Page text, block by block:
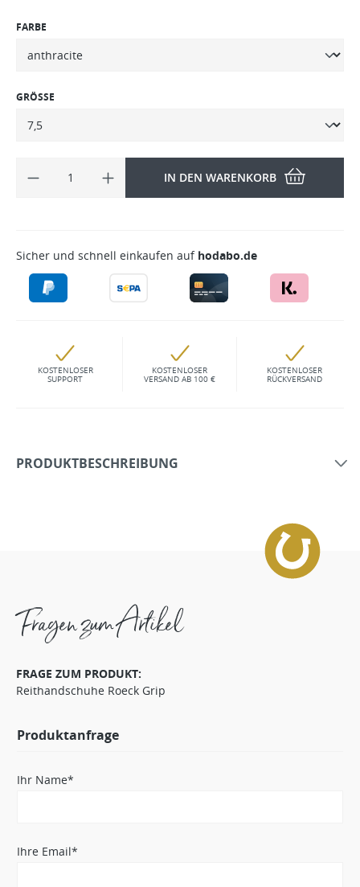
FARBE
GRÖSSE
IN DEN WARENKORB
Sicher und schnell einkaufen auf hodabo.de
KOSTENLOSER
SUPPORT
KOSTENLOSER
VERSAND AB 100 €
KOSTENLOSER
RÜCKVERSAND
PRODUKTBESCHREIBUNG
Fragen zum Artikel
FRAGE ZUM PRODUKT:
Reithandschuhe Roeck Grip
Produktanfrage
Ihr Name*
Ihre Email*